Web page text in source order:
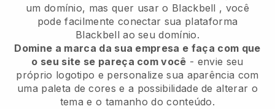
um domínio, mas quer usar o Blackbell , você
pode facilmente conectar sua plataforma
Blackbell ao seu domínio.
Domine a marca da sua empresa e faça com que
o seu site se pareça com você - envie seu
próprio logotipo e personalize sua aparência com
uma paleta de cores e a possibilidade de alterar o
tema e o tamanho do conteúdo.